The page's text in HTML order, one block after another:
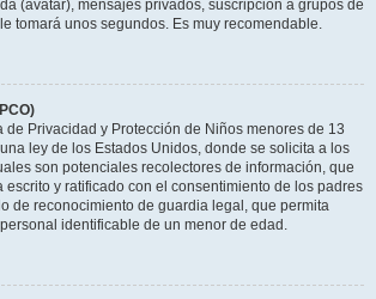
(avatar), mensajes privados, suscripción a grupos de
tomará unos segundos. Es muy recomendable.
de Privacidad y Protección de Niños menores de 13
ley de los Estados Unidos, donde se solicita a los
son potenciales recolectores de información, que
escrito y ratificado con el consentimiento de los padres
de reconocimiento de guardia legal, que permita
identificable de un menor de edad.